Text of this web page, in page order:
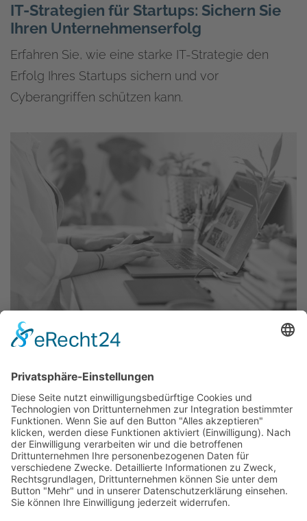
IT-Strategien für Startups: Sichern Sie
Ihren Unternehmenserfolg
Erfahren Sie, wie eine starke IT-Strategie den
Erfolg Ihres Startups sichern und vor
Cyberangriffen schützen kann.
16.04.2024
Digitale Rechte und Freiheiten - North
IT Group GmbH
Entdecken Sie, wie Sie digitale Rechte und
Freiheiten sichern und dabei die Balance
zwischen Sicherheit und Freiheit wahren.